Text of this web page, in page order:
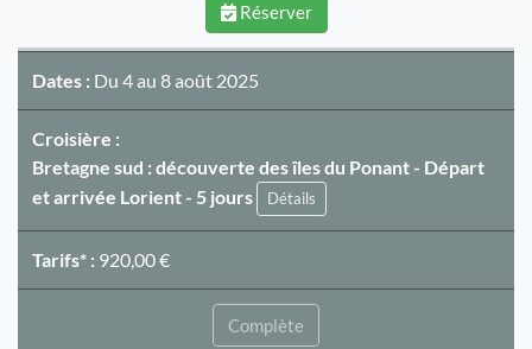
Réserver
Dates : Du 4 au 8 août 2025
Croisière :
Bretagne sud : découverte des îles du Ponant - Départ
et arrivée Lorient - 5 jours
Détails
Tarifs* : 920,00 €
Complète